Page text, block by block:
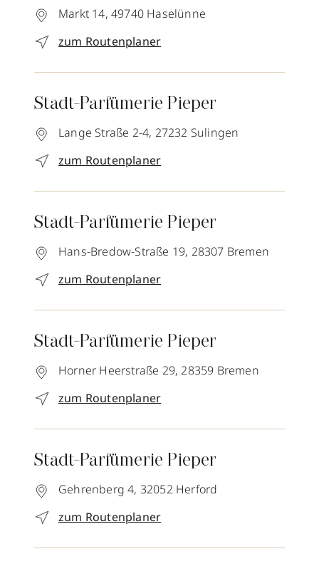
Markt 14, 49740 Haselünne
zum Routenplaner
Stadt-Parfümerie Pieper
Lange Straße 2-4, 27232 Sulingen
zum Routenplaner
Stadt-Parfümerie Pieper
Hans-Bredow-Straße 19, 28307 Bremen
zum Routenplaner
Stadt-Parfümerie Pieper
Horner Heerstraße 29, 28359 Bremen
zum Routenplaner
Stadt-Parfümerie Pieper
Gehrenberg 4, 32052 Herford
zum Routenplaner